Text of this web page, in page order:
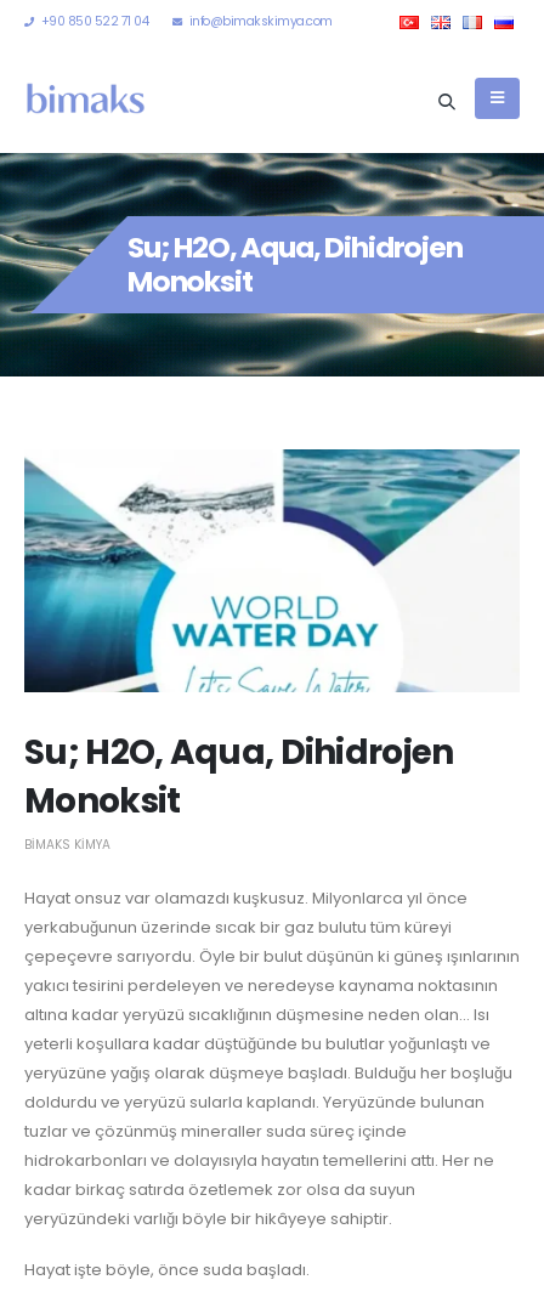
+90 850 522 71 04 info@bimakskimya.com
Su; H2O, Aqua, Dihidrojen
Monoksit
Su; H2O, Aqua, Dihidrojen
Monoksit
BIMAKS KIMYA
Hayat onsuz var olamazdı kuşkusuz. Milyonlarca yıl önce
yerkabuğunun üzerinde sıcak bir gaz bulutu tüm küreyi
çepeçevre sarıyordu. Öyle bir bulut düşünün ki güneş ışınlarının
yakıcı tesirini perdeleyen ve neredeyse kaynama noktasının
altına kadar yeryüzü sıcaklığının düşmesine neden olan… Isı
yeterli koşullara kadar düştüğünde bu bulutlar yoğunlaştı ve
yeryüzüne yağış olarak düşmeye başladı. Bulduğu her boşluğu
doldurdu ve yeryüzü sularla kaplandı. Yeryüzünde bulunan
tuzlar ve çözünmüş mineraller suda süreç içinde
hidrokarbonları ve dolayısıyla hayatın temellerini attı. Her ne
kadar birkaç satırda özetlemek zor olsa da suyun
yeryüzündeki varlığı böyle bir hikâyeye sahiptir.
Hayat işte böyle, önce suda başladı.